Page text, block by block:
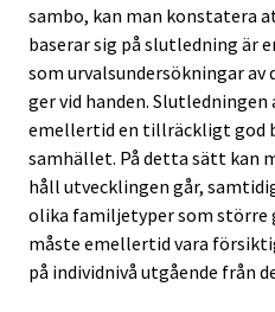
sambo, kan man konstatera
baserar sig på slutledning är
som urvalsundersökningar
ger vid handen.
emellertid en tillräckligt god
samhället. På detta sätt kan
håll utvecklingen går,
olika familjetyper som större
måste emellertid vara
på individnivå utgående från